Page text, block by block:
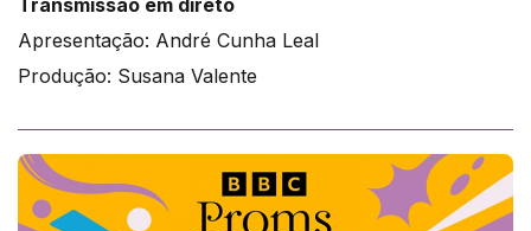
Apresentação: André Cunha Leal
Produção: Susana Valente